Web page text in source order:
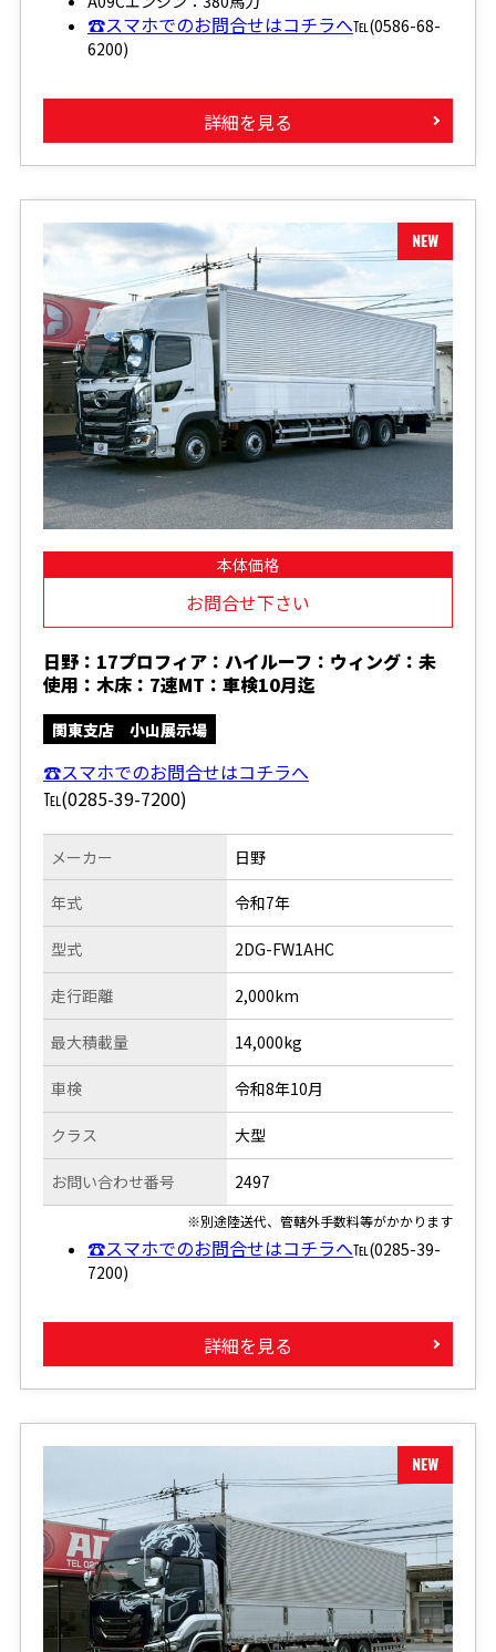
☎スマホでのお問合せはコチラへ℡(0586-68-
6200)
詳細を見る
本体価格
お問合せ下さい
日野：17プロフィア：ハイルーフ：ウィング：未
使用：木床：7速MT：車検10月迄
関東支店 小山展示場
☎スマホでのお問合せはコチラへ
℡(0285-39-7200)
メーカー
年式
型式
走行距離
日野
令和7年
2DG-FW1AHC
2,000km
最大積載量
車検
クラス
お問い合わせ番号
14,000kg
令和8年10月
大型
2497
※別途陸送代、管轄外手数料等がかかります
☎スマホでのお問合せはコチラへ℡(0285-39-
7200)
詳細を見る